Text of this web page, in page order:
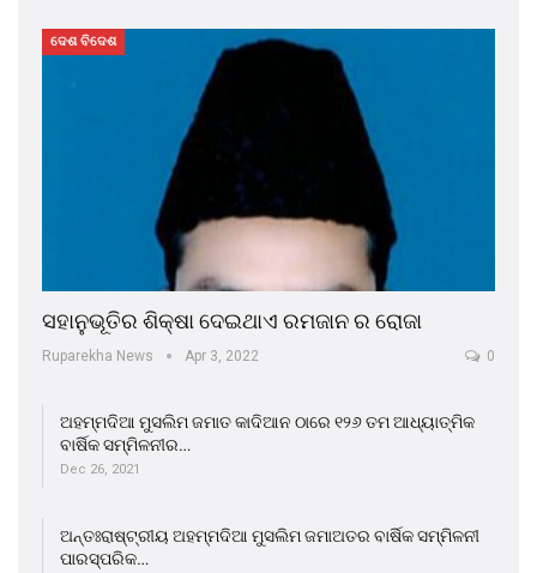
ଦେଶ ବିଦେଶ
ସହାନୁଭୂତିର ଶିକ୍ଷା ଦେଇଥାଏ ରମଜାନ ର ରୋଜା
Ruparekha News Apr 3, 2022 0
ଅହମ୍ମଦିଆ ମୁସଲିମ ଜମାତ କାଦିଆନ ଠାରେ ୧୨୬ ତମ ଆଧ୍ୟାତ୍ମିକ
ବାର୍ଷିକ ସମ୍ମିଳନୀର…
Dec 26, 2021
ଅନ୍ତଃରାଷ୍ଟ୍ରୀୟ ଅହମ୍ମଦିଆ ମୁସଲିମ ଜମାଅତର ବାର୍ଷିକ ସମ୍ମିଳନୀ
ପାରସ୍ପରିକ…